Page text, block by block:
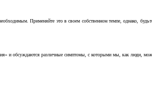
Применяйте это в своем собственном темпе, однако,
и обсуждаются различные симптомы, с которыми мы, как люди,